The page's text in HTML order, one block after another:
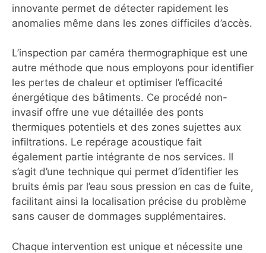
innovante permet de détecter rapidement les
anomalies même dans les zones difficiles d’accès.
L’inspection par caméra thermographique est une
autre méthode que nous employons pour identifier
les pertes de chaleur et optimiser l’efficacité
énergétique des bâtiments. Ce procédé non-
invasif offre une vue détaillée des ponts
thermiques potentiels et des zones sujettes aux
infiltrations. Le repérage acoustique fait
également partie intégrante de nos services. Il
s’agit d’une technique qui permet d’identifier les
bruits émis par l’eau sous pression en cas de fuite,
facilitant ainsi la localisation précise du problème
sans causer de dommages supplémentaires.
Chaque intervention est unique et nécessite une